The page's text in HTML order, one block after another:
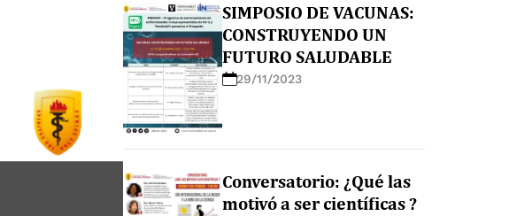
SIMPOSIO DE VACUNAS:
CONSTRUYENDO UN
FUTURO SALUDABLE
29/11/2023
Conversatorio: ¿Qué las
motivó a ser científicas ?